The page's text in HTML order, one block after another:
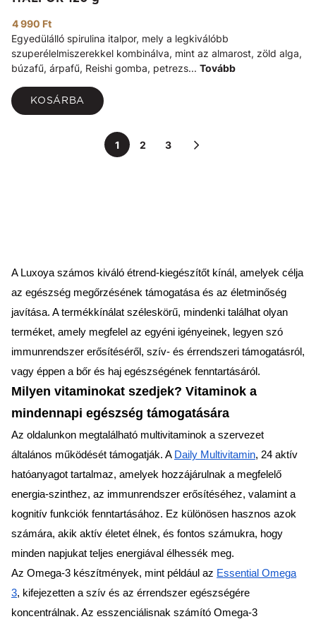
4 990 Ft
Egyedülálló spirulina italpor, mely a legkiválóbb
szuperélelmiszerekkel kombinálva, mint az almarost, zöld alga,
búzafű, árpafű, Reishi gomba, petrezs... Tovább
KOSÁRBA
1 2 3
A Luxoya számos kiváló étrend-kiegészítőt kínál, amelyek célja
az egészség megőrzésének támogatása és az életminőség
javítása. A termékkínálat széleskörű, mindenki találhat olyan
terméket, amely megfelel az egyéni igényeinek, legyen szó
immunrendszer erősítéséről, szív- és érrendszeri támogatásról,
vagy éppen a bőr és haj egészségének fenntartásáról.
Milyen vitaminokat szedjek? Vitaminok a
mindennapi egészség támogatására
Az oldalunkon megtalálható multivitaminok a szervezet
általános működését támogatják. A Daily Multivitamin, 24 aktív
hatóanyagot tartalmaz, amelyek hozzájárulnak a megfelelő
energia-szinthez, az immunrendszer erősítéséhez, valamint a
kognitív funkciók fenntartásához. Ez különösen hasznos azok
számára, akik aktív életet élnek, és fontos számukra, hogy
minden napjukat teljes energiával élhessék meg.
Az Omega-3 készítmények, mint például az Essential Omega
3, kifejezetten a szív és az érrendszer egészségére
koncentrálnak. Az esszenciálisnak számító Omega-3